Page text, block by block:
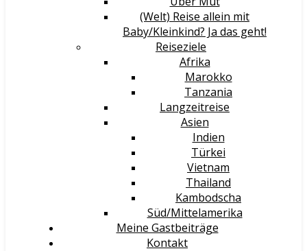
(Welt) Reise allein mit
Baby/Kleinkind? Ja das geht!
Reiseziele
Afrika
Marokko
Tanzania
Langzeitreise
Asien
Indien
Türkei
Vietnam
Thailand
Kambodscha
Süd/Mittelamerika
Meine Gastbeiträge
Kontakt